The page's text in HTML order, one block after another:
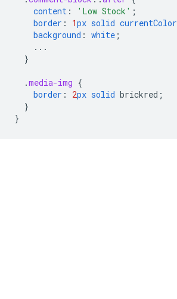
content : 'Low Stock' ;
border : 1px solid currentColor
background : white ;
...
}
.media-img {
border : 2px solid brickred ;
}
}